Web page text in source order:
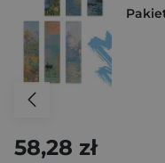
58,28 zł